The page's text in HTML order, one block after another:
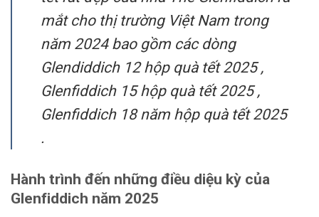
mắt cho thị trường Việt Nam trong
năm 2024 bao gồm các dòng
Glendiddich 12 hộp quà tết 2025 ,
Glenfiddich 15 hộp quà tết 2025 ,
Glenfiddich 18 năm hộp quà tết 2025
.
Hành trình đến những điều diệu kỳ của
Glenfiddich năm 2025